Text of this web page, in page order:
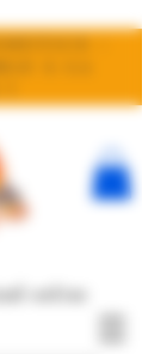
:
online